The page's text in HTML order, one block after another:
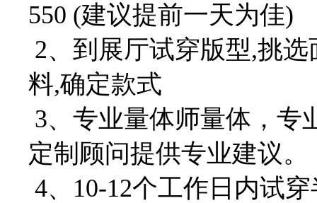
550 (建议提前一天为佳)
2、到展厅试穿版型,挑选
料,确定款式
3、专业量体师量体，专
定制顾问提供专业建议。
4、10-12个工作日内试